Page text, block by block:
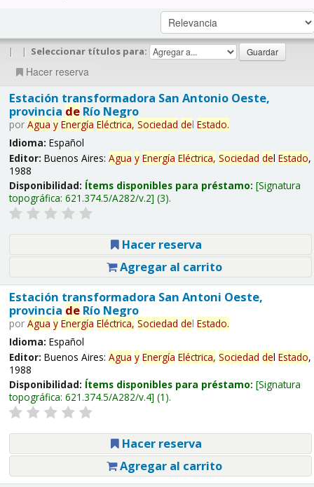
| | Seleccionar títulos para:
Hacer reserva
Estación transformadora San Antonio Oeste,
provincia deRío Negro
por Agua y Energía Eléctrica, Sociedad del Estado.
Idioma: Español
Editor: Buenos Aires: Agua y Energía Eléctrica, Sociedad del Estado,
1988
Disponibilidad: Ítems disponibles para préstamo: Signatura
topográfica: 621.374.5/A282/v.2 (3).
Hacer reserva
Agregar al carrito
Estación transformadora San Antoni Oeste,
provincia deRío Negro
por Agua y Energía Eléctrica, Sociedad del Estado.
Idioma: Español
Editor: Buenos Aires: Agua y Energía Eléctrica, Sociedad del Estado,
1988
Disponibilidad: Ítems disponibles para préstamo: Signatura
topográfica: 621.374.5/A282/v.4 (1).
Hacer reserva
Agregar al carrito